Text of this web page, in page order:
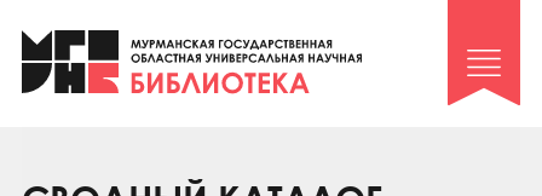
Клуб «Гиря и сельдерей»
Клуб «Семейный архив»
Коллегам